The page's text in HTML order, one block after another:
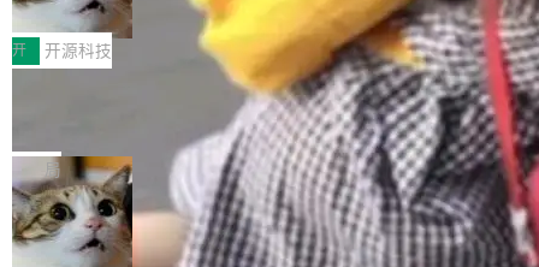
和销毁都太重了。一个 Agent 要执行的任务可能
只需要几毫秒的 CPU 时间，但容器从冷启动到
就绪要花数秒。如果未来有十...
函，也没选择庭外沉默。它在官网贴了一篇博
文，标题只有六个字：Apple is getting this wro
ng。 然后，它把邮件往来和 iMessage 聊天记
录全贴了出来。 他发错人了 苹果外部律师 Gabr
iel Gross 来自 Weil 律所，2 月 23 日下午 5:53
给 OpenAI 总法律顾问 Che Chang 发了封邮
件，附了一封长信，要求 OpenAI 配合调查前苹
果员工带走机密信...
ddy鸿蒙PC版，说话就能干活的AI办公
搭子
全能AI工作台WorkBuddy鸿蒙PC版上架HUAWE
I MatePad Edge应用市场，直接下载即可使
用，与鸿蒙电脑上的体验一致。值得一提的是，
这是目前市面上唯一支持平板接入WorkBuddy P
C版的产品，搭载“人机双写”重磅功能——你写
你的，AI写AI的，同屏协作互不干扰。一句话让
AI帮你干活，现在开启全新体验！ 温馨提示：
体验WorkBuddy鸿蒙PC版前，请将 HUAWEI M
atePad Edge 升级至 HarmonyOS 6.1.0.135S
开 开源科技
FFmpeg 9.0 发布：代号“Lei”，以此纪
全球知名开源多媒体框架 FFmpeg 今天正式发
布了 9.0 版本。这个版本除了带来新一代音视频
处理能力和硬件加速支持之外，还有一个特殊之
处：FFmpeg 9.0 的代号是“Lei”。 这个名字，
来自中国开发者雷霄骅（Lei Xiaohua）。 对于
局
亚马逊成本失控：AI 写代码烧掉 1215
万元，超预算 860%
外媒近日曝光了亚马逊的多份内部报告显示，AI